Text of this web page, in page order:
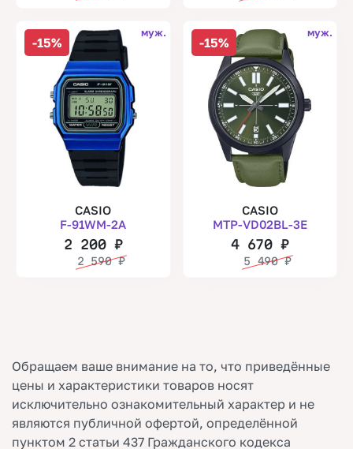
-15%
муж.
CASIO
F-91WM-2A
2 200 ₽
2 590₽
-15%
муж.
CASIO
MTP-VD02BL-3E
4 670₽
5 490₽
Обращаем ваше внимание на то, что приведённые
цены и характеристики товаров носят
исключительно ознакомительный характер и не
являются публичной офертой, определённой
пунктом 2 статьи 437 Гражданского кодекса